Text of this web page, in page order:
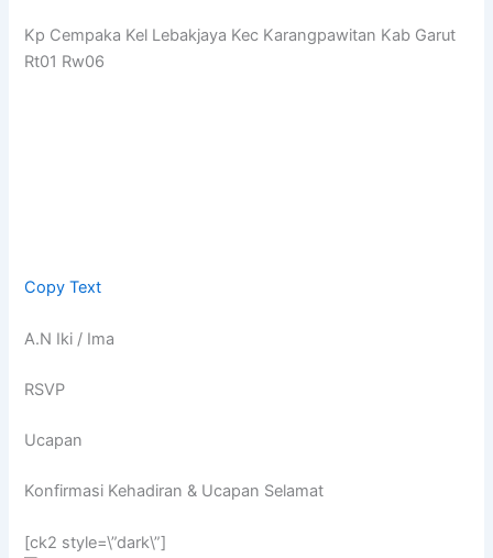
Kp Cempaka Kel Lebakjaya Kec Karangpawitan Kab Garut
Rt01 Rw06
Copy Text
A.N Iki / Ima
RSVP
Ucapan
Konfirmasi Kehadiran & Ucapan Selamat
[ck2 style=\”dark\”]